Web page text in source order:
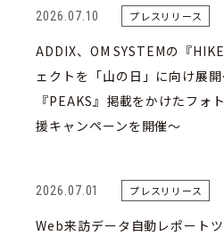
2026.07.10 プレスリリース
ADDIX、OM SYSTEMの『
ェクトを「山の日」に向け展開
『PEAKS』掲載をかけたフォ
援キャンペーンを開催〜
2026.07.01 プレスリリース
Web来訪データ⾃動レポート